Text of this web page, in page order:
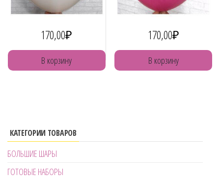
170,00₽
В корзину
170,00₽
В корзину
КАТЕГОРИИ ТОВАРОВ
БОЛЬШИЕ ШАРЫ
ГОТОВЫЕ НАБОРЫ